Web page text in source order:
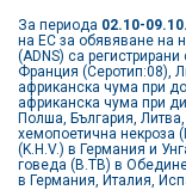
За периода 02.10-
на ЕС за обявяване на
(ADNS) са
Франция (Серотип:08),
африканска чума при
африканска чума при
Полша, България,
хемопоетична некроза
(K.H.V.) в Германия и
говеда (B.TB) в
в Германия, Италия,